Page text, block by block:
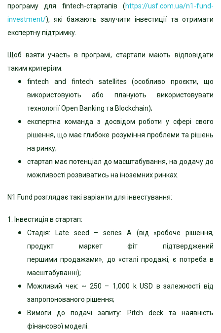
програму для fintech-стартапів (https://usf.com.ua/n1-fund-
investment/), які бажають залучити інвестиції та отримати
експертну підтримку.
Щоб взяти участь в програмі, стартапи мають відповідати
таким критеріям:
fintech and fintech satellites (особливо проєкти, що
використовують або планують використовувати
технології Open Banking та Blockchain);
експертна команда з досвідом роботи у сфері свого
рішення, що має глибоке розуміння проблеми та рішень
на ринку;
стартап має потенціал до масштабування, на додачу до
можливості розвиватись на іноземнихринках.
N1 Fund розглядає такі варіанти для інвестування:
1. Інвестиція в стартап:
Стадія: Late seed – series A (від «робоче рішення,
продукт маркет фіт підтверджений
першимипродажами», до «сталі продажі, є потреба в
масштабуванні);
Можливий чек: ~ 250 – 1,000 k USD в залежності від
запропонованого рішення;
Вимоги до подачі запиту: Pitch deck та наявність
фінансової моделі.